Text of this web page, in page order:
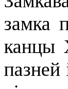
замка
канцы
пазней